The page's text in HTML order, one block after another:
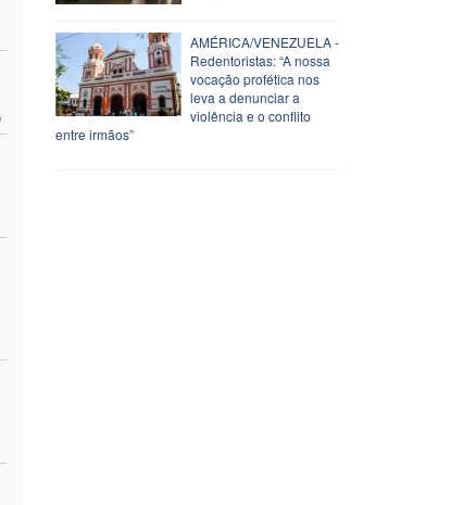
AMÉRICA/VENEZUELA -
Redentoristas: “A nossa
vocação profética nos
leva a denunciar a
violência e o conflito
entre irmãos”